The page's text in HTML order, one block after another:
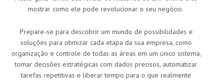
mostrar como ele pode revolucionar o seu negócio.
Prepare-se para descobrir um mundo de possibilidades e
soluções para otimizar cada etapa da sua empresa, como
organização e controle de todas as áreas em um único sistema,
tomar decisões estratégicas com dados precisos, automatizar
tarefas repetitivas e liberar tempo para o que realmente